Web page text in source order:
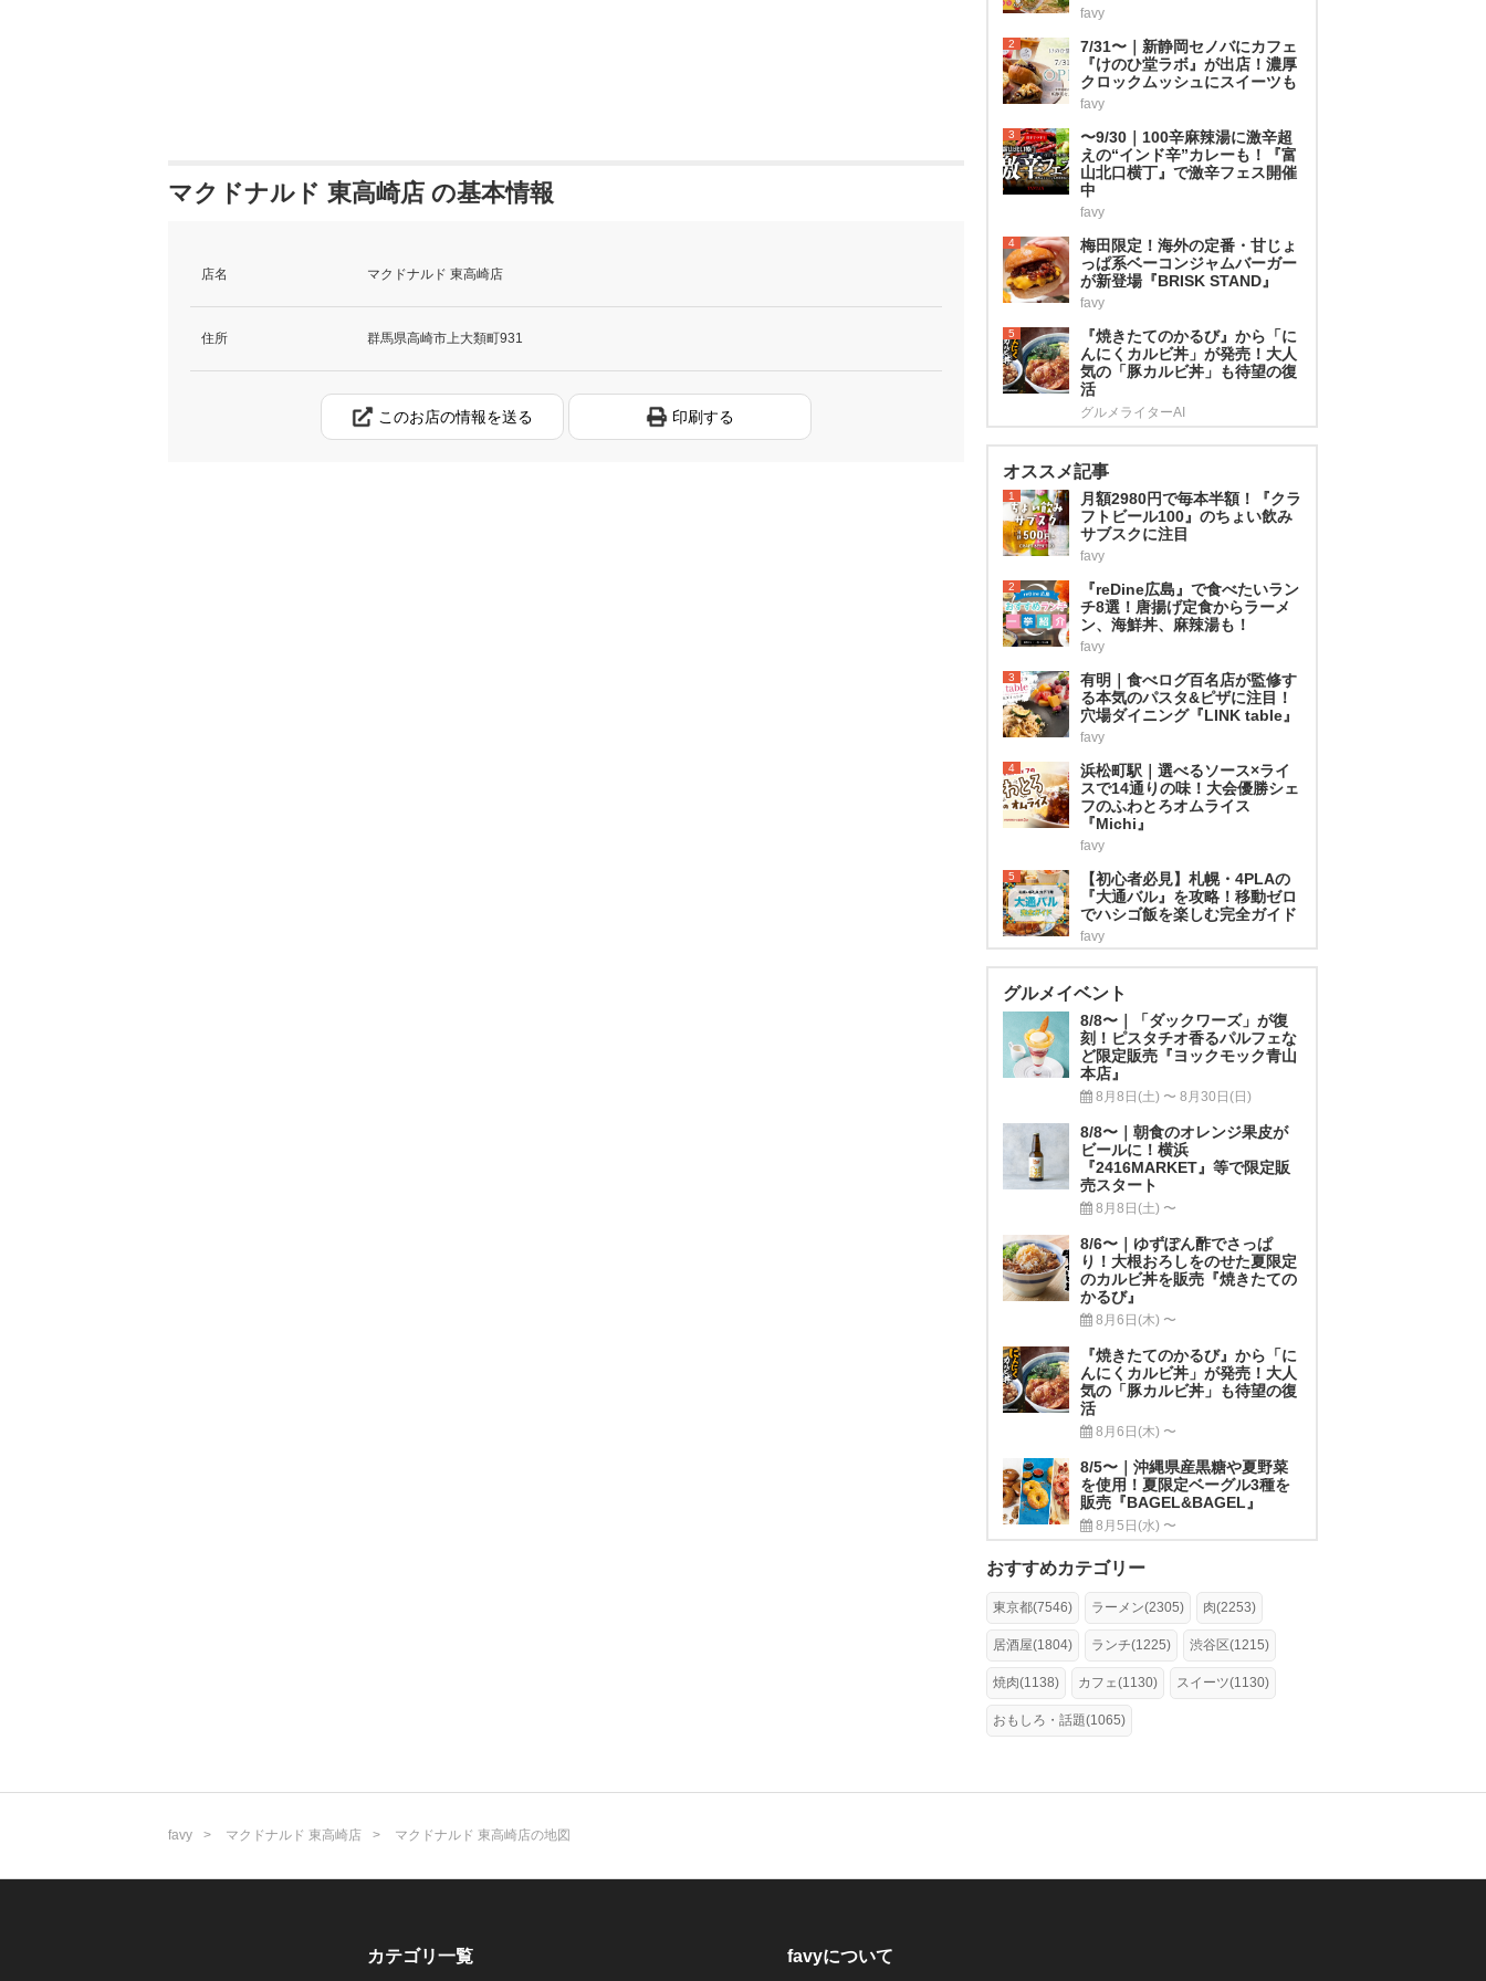
マクドナルド 東高崎店 の基本情報
店名 マクドナルド 東高崎店
住所 群馬県高崎市上大類町931
このお店の情報を送る 印刷する
favy
2
7/31〜｜新静岡セノバにカフェ
『けのひ堂ラボ』が出店！濃厚
クロックムッシュにスイーツも
favy
3
〜9/30｜100辛麻辣湯に激辛超
えの“インド辛”カレーも！『富
山北口横丁』で激辛フェス開催
中
favy
4
梅田限定！海外の定番・甘じょ
っぱ系ベーコンジャムバーガー
が新登場『BRISK STAND』
favy
5
『焼きたてのかるび』から「に
んにくカルビ丼」が発売！大人
気の「豚カルビ丼」も待望の復
活
グルメライターAI
オススメ記事
1
月額2980円で毎本半額！『クラ
フトビール100』のちょい飲み
サブスクに注目
favy
2
『reDine広島』で食べたいラン
チ8選！唐揚げ定食からラーメ
ン、海鮮丼、麻辣湯も！
favy
3
有明｜食べログ百名店が監修す
る本気のパスタ&ピザに注目！
穴場ダイニング『LINK table』
favy
4
浜松町駅｜選べるソース×ライ
スで14通りの味！大会優勝シェ
フのふわとろオムライス
『Michi』
favy
5
【初心者必見】札幌・4PLAの
『大通バル』を攻略！移動ゼロ
でハシゴ飯を楽しむ完全ガイド
favy
グルメイベント
8/8〜｜「ダックワーズ」が復
刻！ピスタチオ香るパルフェな
ど限定販売『ヨックモック青山
本店』
8月8日(土) 〜 8月30日(日)
8/8〜｜朝食のオレンジ果皮が
ビールに！横浜
『2416MARKET』等で限定販
売スタート
8月8日(土) 〜
8/6〜｜ゆずぽん酢でさっぱ
り！大根おろしをのせた夏限定
のカルビ丼を販売『焼きたての
かるび』
8月6日(木) 〜
『焼きたてのかるび』から「に
んにくカルビ丼」が発売！大人
気の「豚カルビ丼」も待望の復
活
8月6日(木) 〜
8/5〜｜沖縄県産黒糖や夏野菜
を使用！夏限定ベーグル3種を
販売『BAGEL&BAGEL』
8月5日(水) 〜
おすすめカテゴリー
東京都(7546) ラーメン(2305) 肉(2253)
居酒屋(1804) ランチ(1225) 渋谷区(1215)
焼肉(1138) カフェ(1130) スイーツ(1130)
おもしろ・話題(1065)
favy マクドナルド 東高崎店 マクドナルド 東高崎店の地図
カテゴリ一覧 favyについて